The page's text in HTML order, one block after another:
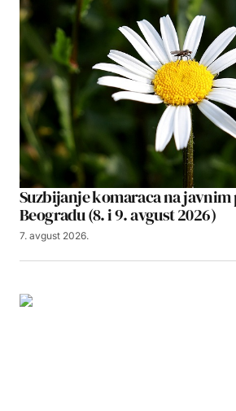
Suzbijanje komaraca na
Beogradu (8. i 9. avgust 2026)
7. avgust 2026.